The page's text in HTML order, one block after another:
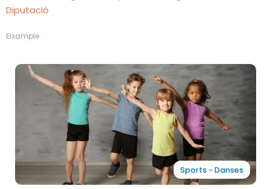
Diputació
Eixample
Sports - Danses